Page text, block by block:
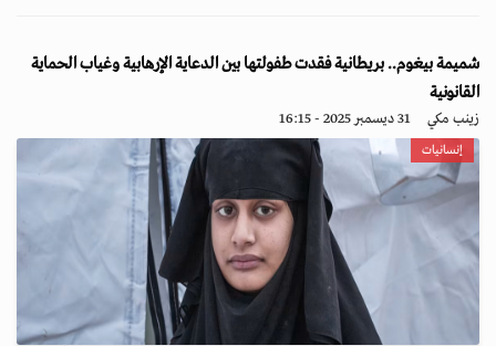
شميمة بيغوم.. بريطانية فقدت طفولتها بين الدعاية الإرهابية وغياب الحماية
القانونية
زينب مكي 31 ديسمبر 2025 - 16:15
إنسانيات